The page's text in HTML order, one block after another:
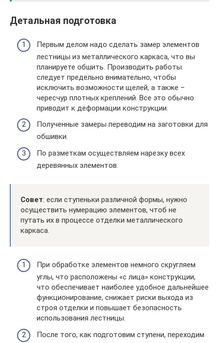
Детальная подготовка
Первым делом надо сделать замер элементов
лестницы из металлического каркаса, что вы
планируете обшить. Производить работы
следует предельно внимательно, чтобы
исключить возможности щелей, а также –
чересчур плотных креплений. Все это обычно
приводит к деформации конструкции.
Полученные замеры переводим на заготовки для
обшивки.
По разметкам осуществляем нарезку всех
деревянных элементов.
Совет: если ступеньки различной формы, нужно
осуществить нумерацию элементов, чтоб не
путать их в процессе отделки металлического
каркаса.
При обработке элементов немного скругляем
углы, что расположены «с лица» конструкции,
что обеспечивает наиболее удобное дальнейшее
функционирование, снижает риски выхода из
строя отделки и повышает безопасность
использования лестницы.
После того, как подготовим ступени, переходим